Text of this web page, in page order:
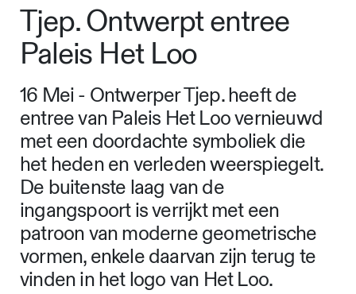
Tjep. Ontwerpt entree
Paleis Het Loo
16 Mei - Ontwerper Tjep. heeft de
entree van Paleis Het Loo vernieuwd
met een doordachte symboliek die
het heden en verleden weerspiegelt.
De buitenste laag van de
ingangspoort is verrijkt met een
patroon van moderne geometrische
vormen, enkele daarvan zijn terug te
vinden in het logo van Het Loo.